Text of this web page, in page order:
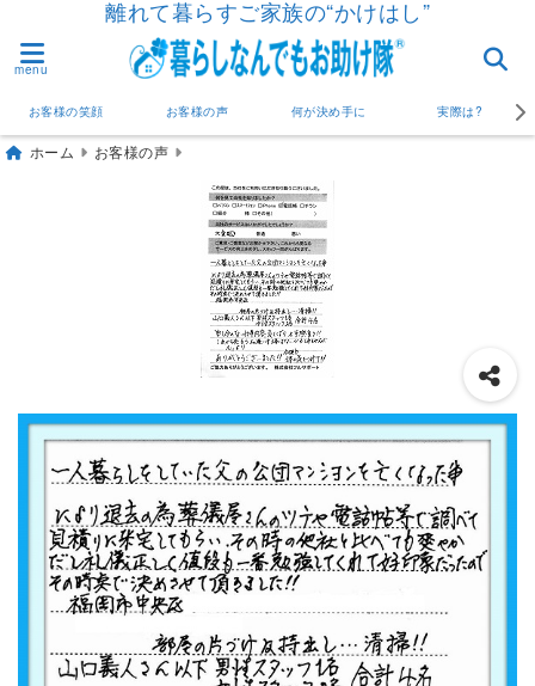
離れて暮らすご家族の“かけはし”
menu
お客様の笑顔 お客様の声 何が決め手に 実際は?
ホーム お客様の声